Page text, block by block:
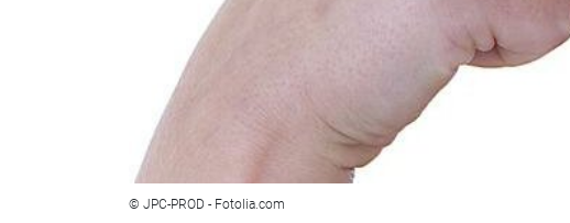
© JPC-PROD - Fotolia.com